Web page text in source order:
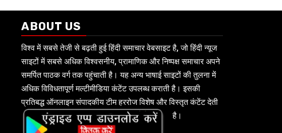
ABOUT US
विश्व में सबसे तेजी से बढ़ती हुई हिंदी समाचार वेबसाइट है, जो हिंदी न्यूज
साइटों में सबसे अधिक विश्वसनीय, प्रामाणिक और निष्पक्ष समाचार अपने
समर्पित पाठक वर्ग तक पहुंचाती है। यह अन्य भाषाई साइटों की तुलना में
अधिक विविधतापूर्ण मल्टीमीडिया कंटेंट उपलब्ध कराती है। इसकी
प्रतिबद्ध ऑनलाइन संपादकीय टीम हररोज विशेष और विस्तृत कंटेंट देती
है।